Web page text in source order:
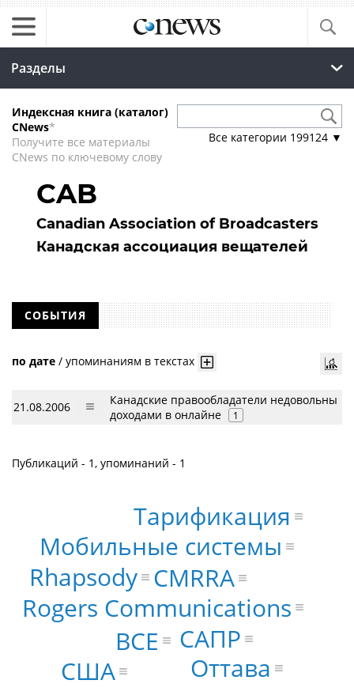
Разделы
Индексная книга (каталог)
CNews*
Получите все материалы
CNews по ключевому слову
Все категории 199124 ▼
CAB
Canadian Association of Broadcasters
Канадская ассоциация вещателей
СОБЫТИЯ
по дате / упоминаниям в текстах
21.08.2006
Канадские правообладатели недовольны
доходами в онлайне
1
Публикаций - 1, упоминаний - 1
Rogers Communications
BCE
CMRRA
Мобильные системы
САПР
Rhapsody
Оттава
США
Тарификация